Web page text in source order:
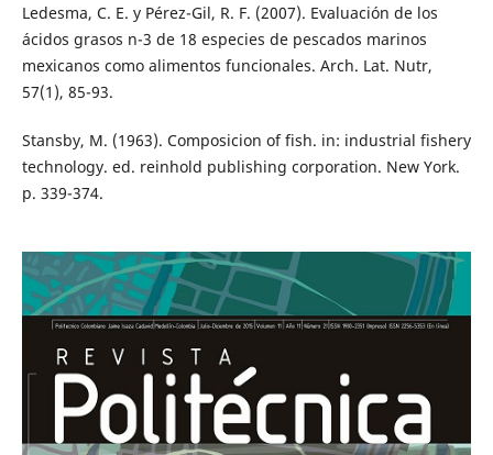
Ledesma, C. E. y Pérez-Gil, R. F. (2007). Evaluación de los
ácidos grasos n-3 de 18 especies de pescados marinos
mexicanos como alimentos funcionales. Arch. Lat. Nutr,
57(1), 85-93.
Stansby, M. (1963). Composicion of fish. in: industrial fishery
technology. ed. reinhold publishing corporation. New York.
p. 339-374.